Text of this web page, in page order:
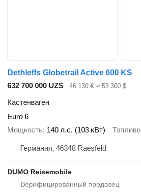
Dethleffs Globetrail Active 600 KS
632 700 000 UZS
46 130 € ≈ 53 300 $
Кастенваген
Euro 6
Мощность 140 л.с. (103 кВт) Топливо
Германия, 46348 Raesfeld
DUMO Reisemobile